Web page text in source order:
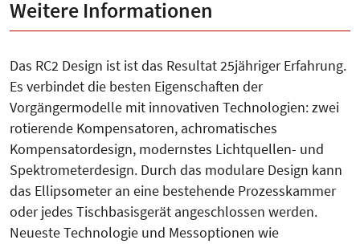
Weitere Informationen
Das RC2 Design ist ist das Resultat 25jähriger Erfahrung.
Es verbindet die besten Eigenschaften der
Vorgängermodelle mit innovativen Technologien: zwei
rotierende Kompensatoren, achromatisches
Kompensatordesign, modernstes Lichtquellen- und
Spektrometerdesign. Durch das modulare Design kann
das Ellipsometer an eine bestehende Prozesskammer
oder jedes Tischbasisgerät angeschlossen werden.
Neueste Technologie und Messoptionen wie